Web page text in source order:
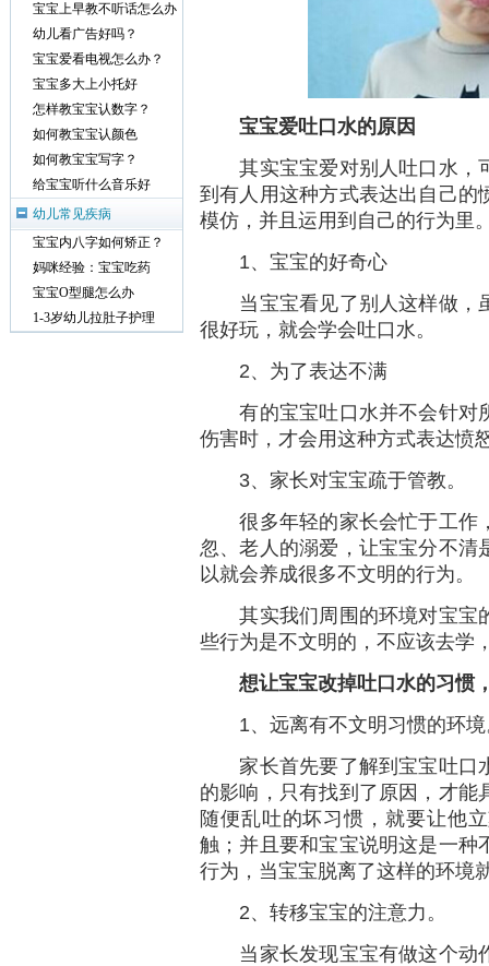
宝宝爱吐口水的原因
其实宝宝爱对别人吐口水，
到有人用这种方式表达出自己的
模仿，并且运用到自己的行为里
1、宝宝的好奇心
当宝宝看见了别人这样做，
很好玩，就会学会吐口水。
2、为了表达不满
有的宝宝吐口水并不会针对
伤害时，才会用这种方式表达愤
3、家长对宝宝疏于管教。
很多年轻的家长会忙于工作
忽、老人的溺爱，让宝宝分不清
以就会养成很多不文明的行为。
其实我们周围的环境对宝宝
些行为是不文明的，不应该去学
想让宝宝改掉吐口水的习惯
1、远离有不文明习惯的环境
家长首先要了解到宝宝吐口
的影响，只有找到了原因，才能
随便乱吐的坏习惯，就要让他
触；并且要和宝宝说明这是一种
行为，当宝宝脱离了这样的环境
2、转移宝宝的注意力。
当家长发现宝宝有做这个动
宝宝上早教不听话怎么办
幼儿看广告好吗？
宝宝爱看电视怎么办？
宝宝多大上小托好
怎样教宝宝认数字？
如何教宝宝认颜色
如何教宝宝写字？
给宝宝听什么音乐好
幼儿常见疾病
宝宝内八字如何矫正？
妈咪经验：宝宝吃药
宝宝O型腿怎么办
1-3岁幼儿拉肚子护理